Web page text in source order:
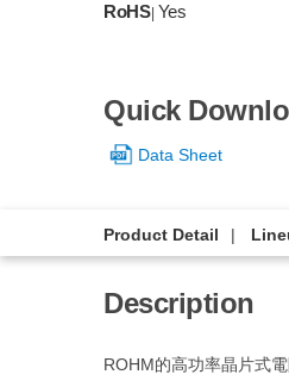
RoHS| Yes
Quick
Data Sheet
Product Detail
Description
ROHM的高功率晶片式